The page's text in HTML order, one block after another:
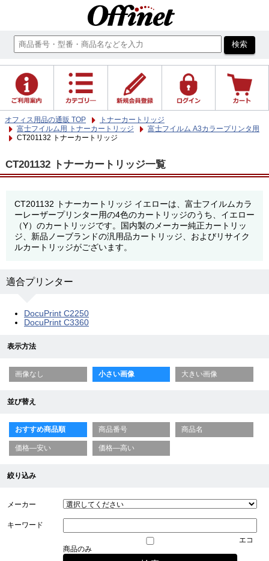
オフィス用品の通販 TOP
トナーカートリッジ
富士フイルム用 トナーカートリッジ
富士フイルム A3カラープリンタ用
CT201132 トナーカートリッジ
CT201132 トナーカートリッジ一覧
CT201132 トナーカートリッジ イエローは、富士フイルムカラ
ーレーザープリンター用の4色のカートリッジのうち、イエロー
（Y）のカートリッジです。国内製のメーカー純正カートリッ
ジ、新品ノーブランドの汎用品カートリッジ、およびリサイク
ルカートリッジがございます。
適合プリンター
DocuPrint C2250
DocuPrint C3360
表示方法
画像なし 小さい画像 大きい画像
並び替え
おすすめ商品順 商品番号 商品名
価格—安い 価格—高い
絞り込み
メーカー
キーワード
エコ
商品のみ